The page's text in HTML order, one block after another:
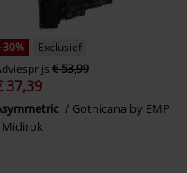
-30%
Exclusief
€ 53,99
37,39
Gothicana by EMP
Midirok